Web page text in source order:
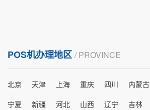
POS机办理地区 / PROVINCE
北京 天津 上海 重庆 四川 内蒙古
宁夏
新疆 河北 山西 辽宁 吉林